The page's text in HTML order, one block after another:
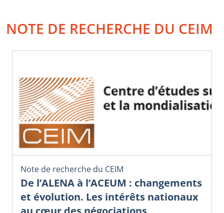
NOTE DE RECHERCHE DU CEIM
Note de recherche du CEIM
De l’ALENA à l’ACEUM : changements
et évolution. Les intérêts nationaux